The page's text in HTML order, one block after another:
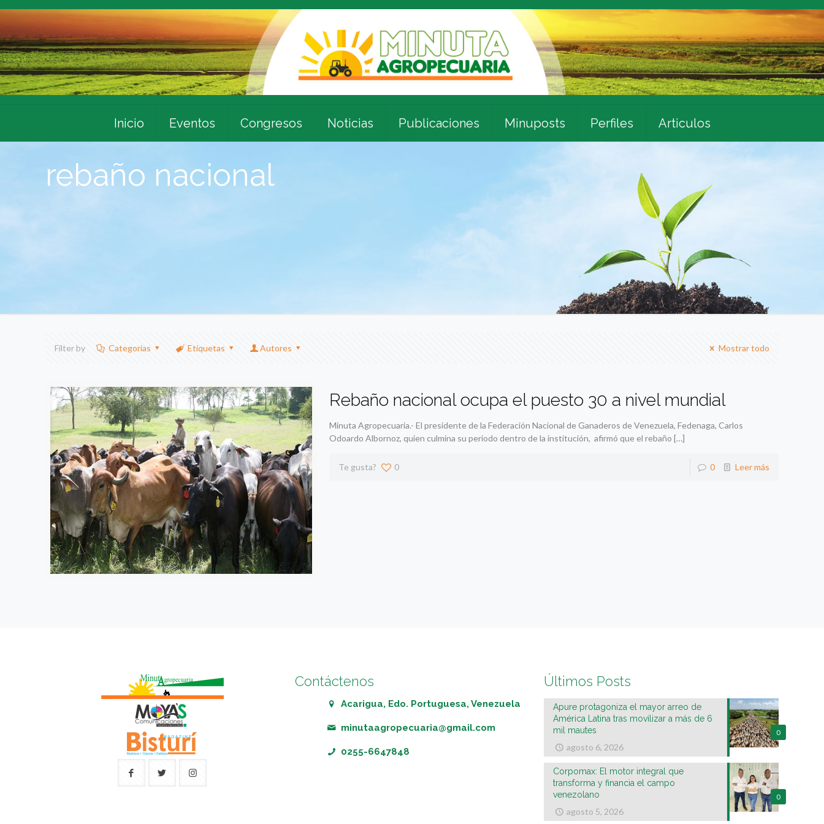
Inicio Eventos Congresos Noticias Publicaciones Minuposts Perfiles Articulos
rebaño nacional
Filter by Categorias Etiquetas Autores Mostrar todo
Rebaño nacional ocupa el puesto 30 a nivel mundial
Minuta Agropecuaria.- El presidente de la Federación Nacional de Ganaderos de Venezuela, Fedenaga, Carlos
Odoardo Albornoz, quien culmina su periodo dentro de la institución, afirmó que el rebaño […]
Te gusta? 0 0 Leer más
Contáctenos
Acarigua, Edo. Portuguesa, Venezuela
minutaagropecuaria@gmail.com
0255-6647848
Últimos Posts
0
Apure protagoniza el mayor arreo de
América Latina tras movilizar a más de 6
mil mautes
agosto 6, 2026
0
Corpomax: El motor integral que
transforma y financia el campo
venezolano
agosto 5, 2026